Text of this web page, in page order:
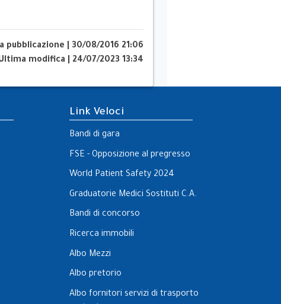
pubblicazione
30/08/2016 21:06
modifica
24/07/2023 13:34
Link Veloci
Bandi di gara
FSE - Opposizione al pregresso
World Patient Safety 2024
Graduatorie Medici Sostituti C.A.
Bandi di concorso
Ricerca immobili
Albo Mezzi
Albo pretorio
Albo fornitori servizi di trasporto